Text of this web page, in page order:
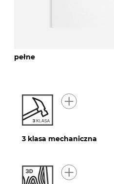
pełne
3 klasa mechaniczna